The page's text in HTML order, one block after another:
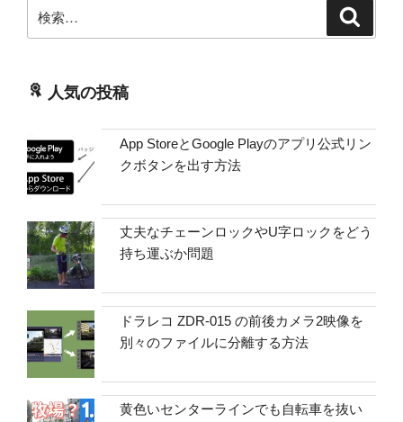
索:
人気の投稿
App StoreとGoogle Playのアプリ公式リン
クボタンを出す方法
丈夫なチェーンロックやU字ロックをどう
持ち運ぶか問題
ドラレコ ZDR-015 の前後カメラ2映像を
別々のファイルに分離する方法
黄色いセンターラインでも自転車を抜い